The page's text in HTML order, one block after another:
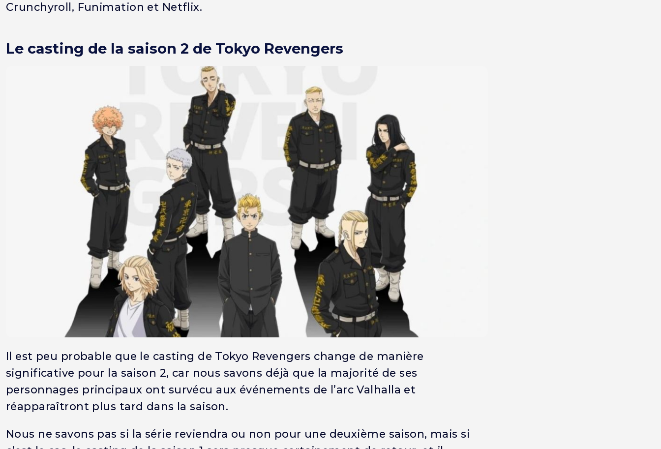
Crunchyroll, Funimation et Netflix.
Le casting de la saison 2 de Tokyo Revengers
Il est peu probable que le casting de Tokyo Revengers change de manière
significative pour la saison 2, car nous savons déjà que la majorité de ses
personnages principaux ont survécu aux événements de l’arc Valhalla et
réapparaîtront plus tard dans la saison.
Nous ne savons pas si la série reviendra ou non pour une deuxième saison, mais si